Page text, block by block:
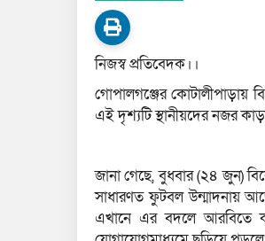
নিজস্ব প্রতিবেদক।।
গোপালগঞ্জের কোটালীপাড়ায়
এই দৃশ্যটি স্থানীয়দের নজর
জানা গেছে, বুধবার (২৪ জুন)
সাধারণত ফুটবল উন্মাদনায়
এখানে এর বদলে আরবিতে